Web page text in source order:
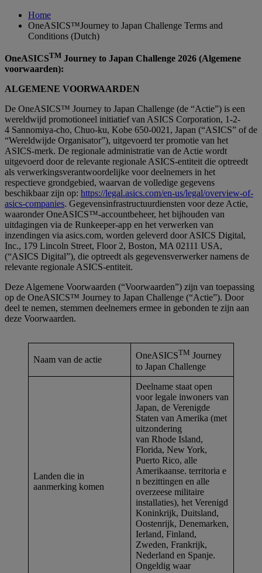
Home
OneASICS™Journey to Japan Challenge Terms and
Conditions (Dutch)
OneASICSTM Journey to Japan Challenge 2026 (Algemene
voorwaarden):
ALGEMENE VOORWAARDEN
De OneASICS™ Journey to Japan Challenge (de “Actie”) is een
wereldwijd promotioneel initiatief van ASICS Corporation, 1-2-
4 Sannomiya-cho, Chuo-ku, Kobe 650-0021, Japan (“ASICS” of de
“Wereldwijde Organisator”), uitgevoerd ter promotie van het
ASICS-merk. De regionale administratie van de Actie wordt
uitgevoerd door de relevante regionale ASICS-entiteit die optreedt
als verwerkingsverantwoordelijke voor deelnemers in het
respectieve grondgebied, waarvan de volledige gegevens
beschikbaar zijn op: https://legal.asics.com/en-us/legal/overview-of-
asics-companies. Gegevensinfrastructuurdiensten voor deze Actie,
waaronder OneASICS™-accountbeheer, het bijhouden van
uitdagingen via de Runkeeper-app en het verwerken van
inzendingen via asics.com, worden geleverd door ASICS Digital,
Inc., 179 Lincoln Street, Floor 2, Boston, MA 02111 USA,
(“ASICS Digital”), die optreedt als gegevensverwerker namens de
relevante regionale ASICS-entiteit.
Deze Algemene Voorwaarden (“Voorwaarden”) zijn van toepassing
op de OneASICS™ Journey to Japan Challenge (“Actie”). Door
deel te nemen, stemmen deelnemers ermee in gebonden te zijn aan
deze Voorwaarden.
Naam van de actie OneASICSTM Journey
to Japan Challenge
Landen die in
aanmerking komen
Deelname staat open
voor legale inwoners van
Japan, de Verenigde
Staten van Amerika (met
uitzondering
van Rhode Island,
Florida, New York,
Puerto Rico, alle
Amerikaanse. territoria e
n bezittingen en alle
overzeese militaire
installaties), het Verenigd
Koninkrijk, Duitsland,
Oostenrijk, Denemarken,
Ierland, Finland,
Zweden, Frankrijk,
Nederland en Spanje.
Ongeldig waar